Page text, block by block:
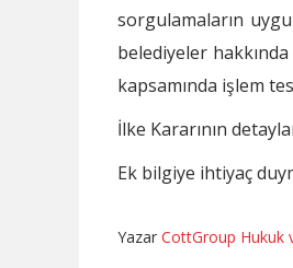
sorgulamaların
belediyeler
kapsamında işlem
İlke Kararının
Ek bilgiye ihtiyaç
Yazar CottGroup Hukuk